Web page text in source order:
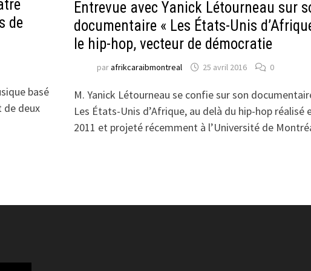
de
basé
de deux
Entrevue avec Yanick Létourneau sur
documentaire « Les États-Unis
le hip-hop, vecteur de démocratie
parafrikcaraibmontreal 25 avril 2016 0
M. Yanick Létourneau se confie sur son
Les États-Unis d’Afrique, au delà du hip-hop réalisé
2011 et projeté récemment à l’Université de